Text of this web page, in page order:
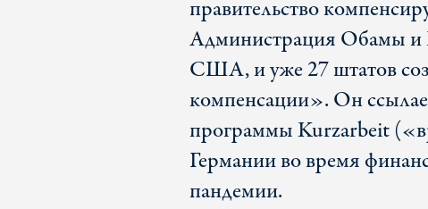
правительство
Администрация Обамы и
США, и уже 27 штатов
компенсации». Он
программы Kurzarbeit
Германии во время
пандемии.